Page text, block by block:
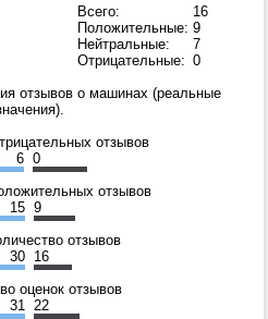
Всего:
16
Положительные: 9
Нейтральные:
7
Отрицательные: 0
отзывов о машинах (реальные
отзывов
6 0
отзывов
15 9
отзывов
30 16
оценок отзывов
31 22